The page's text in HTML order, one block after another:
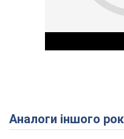
Аналоги іншого